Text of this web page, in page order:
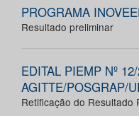
PROGRAMA
Resultado preliminar
EDITAL PIEMP Nº
AGITTE/POSGRAP/
Retificação do Resultado